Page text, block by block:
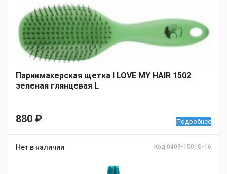
Парикмахерская щетка I LOVE MY HAIR 1502
зеленая глянцевая L
880 ₽ Подробнее
Нет в наличии Код 0409-1501S-16